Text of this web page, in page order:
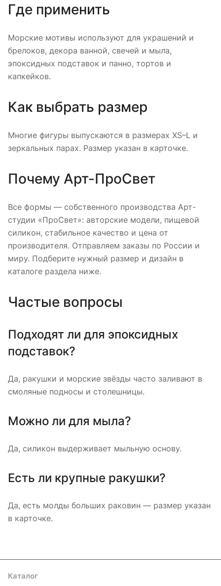
Где применить
Морские мотивы используют для украшений и
брелоков, декора ванной, свечей и мыла,
эпоксидных подставок и панно, тортов и
капкейков.
Как выбрать размер
Многие фигуры выпускаются в размерах XS–L и
зеркальных парах. Размер указан в карточке.
Почему Арт-ПроСвет
Все формы — собственного производства Арт-
студии «ПроСвет»: авторские модели, пищевой
силикон, стабильное качество и цена от
производителя. Отправляем заказы по России и
миру. Подберите нужный размер и дизайн в
каталоге раздела ниже.
Частые вопросы
Подходят ли для эпоксидных
подставок?
Да, ракушки и морские звёзды часто заливают в
смоляные подносы и столешницы.
Можно ли для мыла?
Да, силикон выдерживает мыльную основу.
Есть ли крупные ракушки?
Да, есть молды больших раковин — размер указан
в карточке.
Каталог